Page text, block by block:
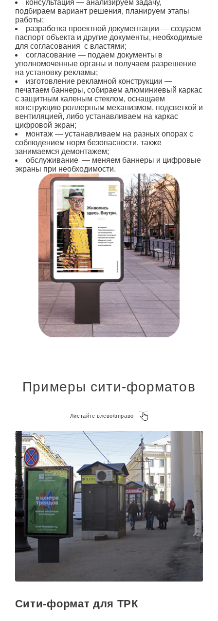
консультация — анализируем задачу,
подбираем вариант решения, планируем этапы
работы;
разработка проектной документации — создаем
паспорт объекта и другие документы, необходимые
для согласования с властями;
согласование — подаем документы в
уполномоченные органы и получаем разрешение
на установку рекламы;
изготовлениерекламной конструкции —
печатаем баннеры, собираем алюминиевый каркас
с защитным каленым стеклом, оснащаем
конструкцию роллерным механизмом, подсветкой и
вентиляцией, либо устанавливаем на каркас
цифровой экран;
монтаж — устанавливаем на разных опорах с
соблюдением норм безопасности, также
занимаемся демонтажем;
обслуживание — меняем баннеры и цифровые
экраны при необходимости.
Примеры сити-форматов
Листайте влево/вправо
Сити-формат для ТРК